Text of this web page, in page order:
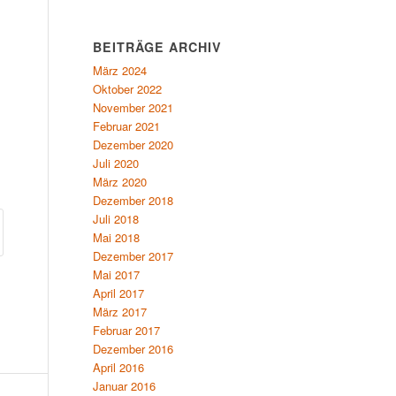
BEITRÄGE ARCHIV
März 2024
Oktober 2022
November 2021
Februar 2021
Dezember 2020
Juli 2020
März 2020
Dezember 2018
Juli 2018
Mai 2018
Dezember 2017
Mai 2017
April 2017
März 2017
Februar 2017
Dezember 2016
April 2016
Januar 2016